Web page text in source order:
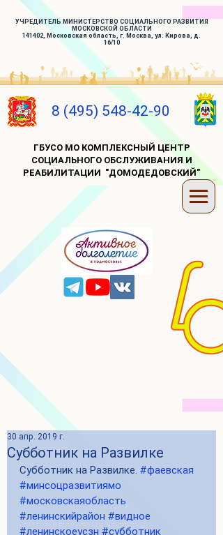
УЧРЕДИТЕЛЬ МИНИСТЕРСТВО СОЦИАЛЬНОГО РАЗВИТИЯ
МОСКОВСКОЙ ОБЛАСТИ
141402, Московская область, г. Москва, ул. Кирова, д.
16/10
8 (495) 548-42-90
ГБУСО МО КОМПЛЕКСНЫЙ ЦЕНТР
СОЦИАЛЬНОГО ОБСЛУЖИВАНИЯ И
РЕАБИЛИТАЦИИ "ДОМОДЕДОВСКИЙ"
Субботник на Развилке
30 апр. 2019 г.
Субботник на Развилке. #фаевская
#минсоцразвитиямо
#московскаяобласть
#ленинскийрайон #видное
#ленинскоеусзн #субботник